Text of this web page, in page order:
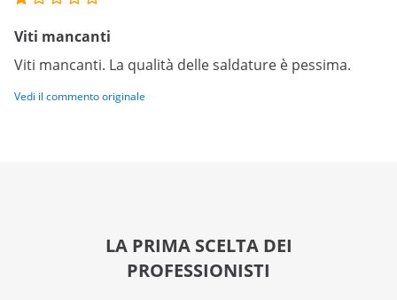
Viti mancanti
Viti mancanti. La qualità delle saldature è pessima.
Vedi il commento originale
LA PRIMA SCELTA DEI
PROFESSIONISTI